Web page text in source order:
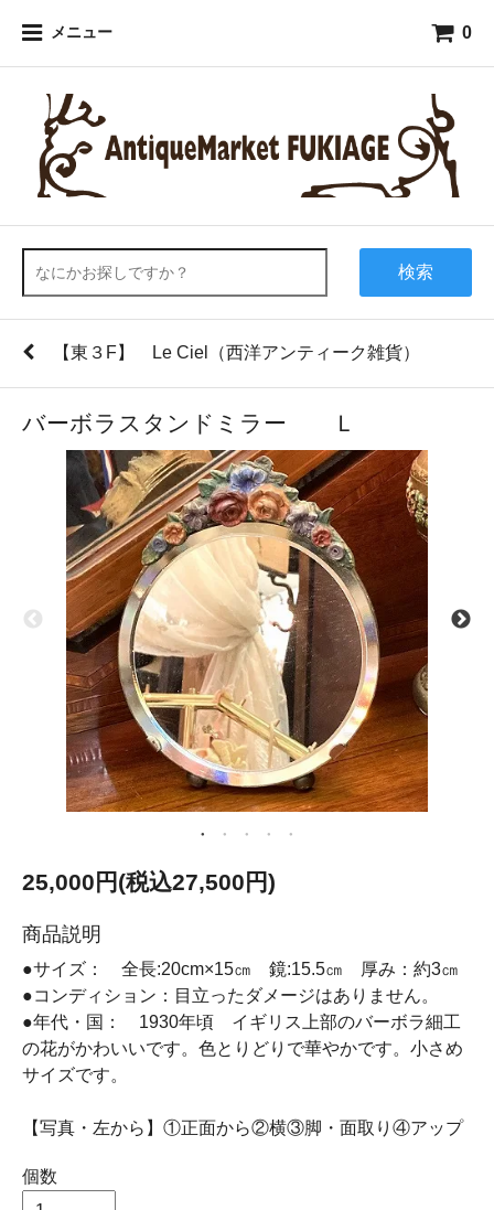
メニュー 0
検索
【東３F】 Le Ciel（西洋アンティーク雑貨）
バーボラスタンドミラー Ｌ
25,000円(税込27,500円)
商品説明
●サイズ： 全長:20cm×15㎝ 鏡:15.5㎝ 厚み：約3㎝
●コンディション：目立ったダメージはありません。
●年代・国： 1930年頃 イギリス上部のバーボラ細工
の花がかわいいです。色とりどりで華やかです。小さめ
サイズです。
【写真・左から】①正面から②横③脚・面取り④アップ
個数